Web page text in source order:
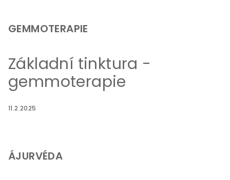
GEMMOTERAPIE
Základní tinktura -
gemmoterapie
11.2.2025
ÁJURVÉDA